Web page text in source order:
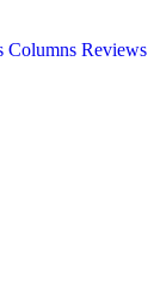
Columns Reviews